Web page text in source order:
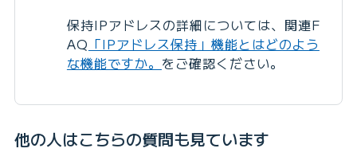
保持IPアドレスの詳細については、関連F
AQ 「IPアドレス保持」機能とはどのよう
な機能ですか。 をご確認ください。
他の人はこちらの質問も見ています